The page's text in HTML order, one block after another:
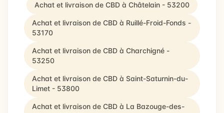
Achat et livraison de CBD à Châtelain - 53200
Achat et livraison de CBD à Ruillé-Froid-Fonds -
53170
Achat et livraison de CBD à Charchigné -
53250
Achat et livraison de CBD à Saint-Saturnin-du-
Limet - 53800
Achat et livraison de CBD à La Bazouge-des-